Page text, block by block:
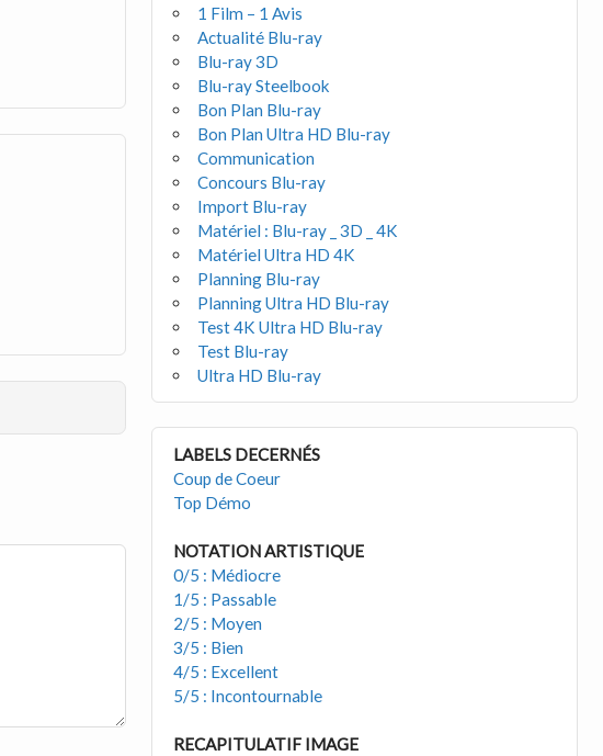
1 Film – 1 Avis
Actualité Blu-ray
Blu-ray 3D
Blu-ray Steelbook
Bon Plan Blu-ray
Bon Plan Ultra HD Blu-ray
Communication
Concours Blu-ray
Import Blu-ray
Matériel : Blu-ray _ 3D _ 4K
Matériel Ultra HD 4K
Planning Blu-ray
Planning Ultra HD Blu-ray
Test 4K Ultra HD Blu-ray
Test Blu-ray
Ultra HD Blu-ray
LABELS DECERNÉS
Coup de Coeur
Top Démo
NOTATION ARTISTIQUE
0/5 : Médiocre
1/5 : Passable
2/5 : Moyen
3/5 : Bien
4/5 : Excellent
5/5 : Incontournable
RECAPITULATIF IMAGE